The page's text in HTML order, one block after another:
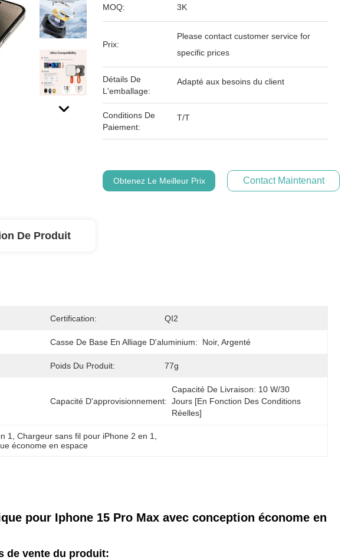
MOQ: 3K
Prix:
Please contact customer service for
specific prices
Détails De
L'emballage:
Adapté aux besoins du client
Conditions De
Paiement:
T/T
Obtenez Le Meilleur Prix Contact Maintenant
De Produit
Certification: QI2
Casse De Base En Alliage D'aluminium: Noir, Argenté
Poids Du Produit: 77g
Capacité D'approvisionnement:
Capacité De Livraison: 10 W/30
Jours [en Fonction Des Conditions
Réelles]
1 Chargeur sans fil pour iPhone 2 en 1
économe en espace
pour Iphone 15 Pro Max avec conception économe en
de vente du produit: